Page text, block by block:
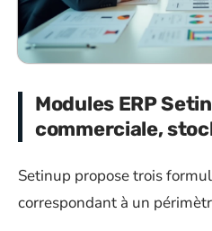
Modules ERP
commerciale,
Setinup propose trois
correspondant à un